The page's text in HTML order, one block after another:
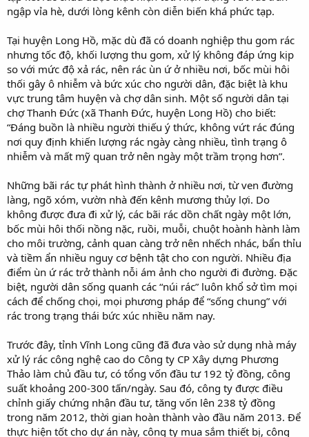
ngập vỉa hè, dưới lòng kênh còn diễn biến khá phức tạp.
Tại huyện Long Hồ, mặc dù đã có doanh nghiệp thu gom rác
nhưng tốc độ, khối lượng thu gom, xử lý không đáp ứng kịp
so với mức độ xả rác, nên rác ùn ứ ở nhiều nơi, bốc mùi hôi
thối gây ô nhiễm và bức xúc cho người dân, đặc biệt là khu
vực trung tâm huyện và chợ dân sinh. Một số người dân tại
chợ Thanh Đức (xã Thanh Đức, huyện Long Hồ) cho biết:
“Đáng buồn là nhiều người thiếu ý thức, không vứt rác đúng
nơi quy định khiến lượng rác ngày càng nhiều, tình trạng ô
nhiễm và mất mỹ quan trở nên ngày một trầm trọng hơn”.
Những bãi rác tự phát hình thành ở nhiều nơi, từ ven đường
làng, ngõ xóm, vườn nhà đến kênh mương thủy lợi. Do
không được đưa đi xử lý, các bãi rác dồn chất ngày một lớn,
bốc mùi hôi thối nồng nặc, ruồi, muỗi, chuột hoành hành làm
cho môi trường, cảnh quan càng trở nên nhếch nhác, bẩn thỉu
và tiềm ẩn nhiều nguy cơ bệnh tật cho con người. Nhiều địa
điểm ùn ứ rác trở thành nỗi ám ảnh cho người đi đường. Đặc
biệt, người dân sống quanh các “núi rác” luôn khổ sở tìm mọi
cách để chống chọi, mọi phương pháp để “sống chung” với
rác trong trạng thái bức xúc nhiều năm nay.
Trước đây, tỉnh Vĩnh Long cũng đã đưa vào sử dụng nhà máy
xử lý rác công nghệ cao do Công ty CP Xây dựng Phương
Thảo làm chủ đầu tư, có tổng vốn đầu tư 192 tỷ đồng, công
suất khoảng 200-300 tấn/ngày. Sau đó, công ty được điều
chỉnh giấy chứng nhận đầu tư, tăng vốn lên 238 tỷ đồng
trong năm 2012, thời gian hoàn thành vào đầu năm 2013. Để
thực hiện tốt cho dự án này, công ty mua sắm thiết bị, công